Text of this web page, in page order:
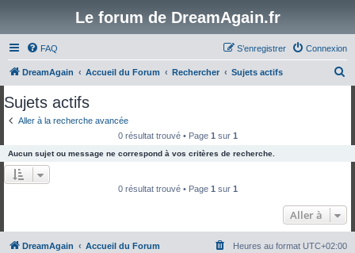
Le forum de DreamAgain.fr
FAQ Connexion
S’enregistrer
DreamAgain Accueil du Forum Rechercher Sujets actifs
e
r
Sujets actifs
Aller à la recherche avancée
0 résultat trouvé • Page 1 sur 1
Aucun sujet ou message ne correspond à vos critères de recherche.
0 résultat trouvé • Page 1 sur 1
Aller à
DreamAgain Accueil du Forum Heures au format UTC+02:00